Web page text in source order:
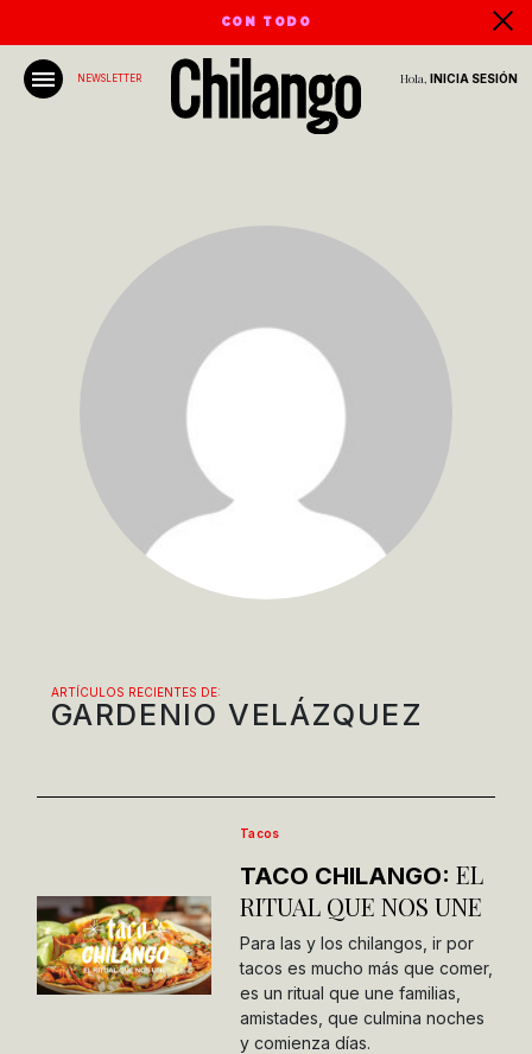
CON TODO
NEWSLETTER Hola, INICIA SESIÓN
ARTÍCULOS RECIENTES DE:
GARDENIO VELÁZQUEZ
Tacos
TACO CHILANGO: EL
RITUAL QUE NOS UNE
Para las y los chilangos, ir por
tacos es mucho más que comer,
es un ritual que une familias,
amistades, que culmina noches
y comienza días.